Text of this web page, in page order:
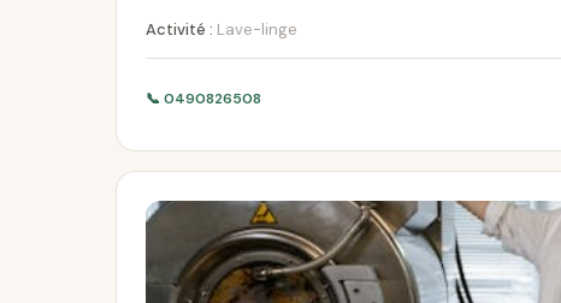
Activité : Lave-linge
📞 0490826508